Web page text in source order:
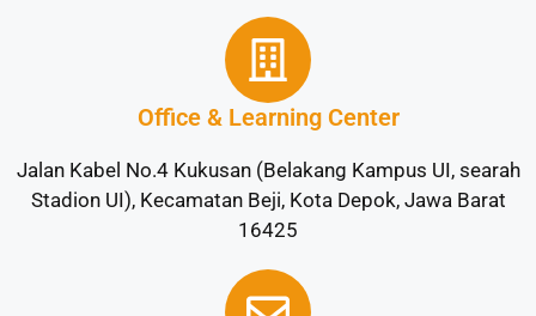
Office & Learning Center
Jalan Kabel No.4 Kukusan (Belakang Kampus UI, searah
Stadion UI), Kecamatan Beji, Kota Depok, Jawa Barat
16425